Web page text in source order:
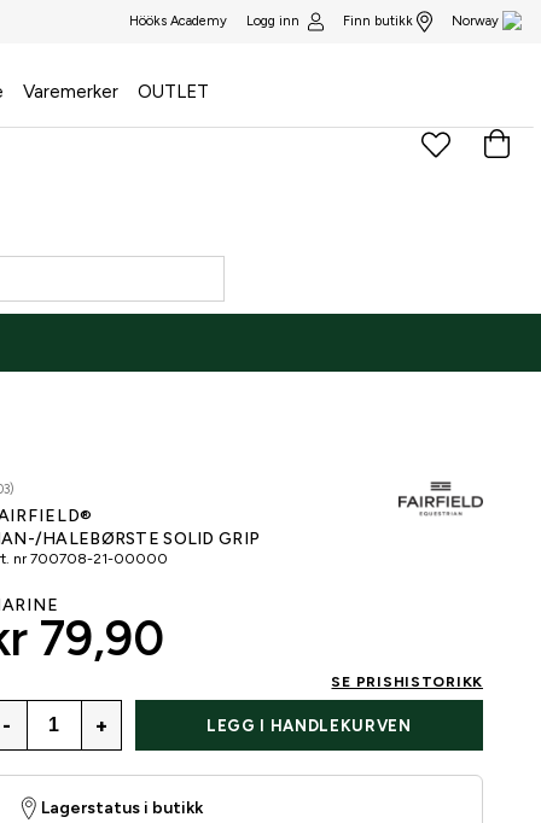
Hööks Academy Logg inn Finn butikk Norway
Varemerker OUTLET
HALEBØRSTE SOLID GRIP
nr 700708-21-00000
79,90
SE PRISHISTORIKK
- + LEGG I HANDLEKURVEN
Lagerstatus i butikk